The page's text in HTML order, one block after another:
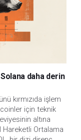
daha derin
kırmızıda işlem
için teknik
altına
Hareketli Ortalama